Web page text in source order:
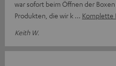
war sofort beim Öffnen der
Produkten, die wir k
Komplette
Keith W.